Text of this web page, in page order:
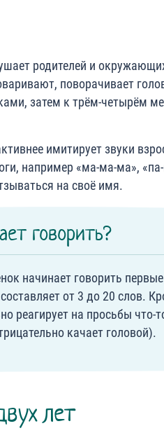
родителей и
поворачивает
затем к трём-четырём
имитирует звуки
например «ма-ма-ма»,
на своё имя.
говорить?
начинает говорить
от 3 до 20 слов.
реагирует на просьбы что-
качает головой).
лет